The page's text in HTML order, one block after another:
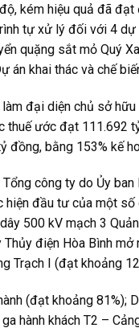
kém hiệu quả đã
tự xử lý đối với 4
quặng sắt mỏ Quý
án khai thác và chế
đại diện chủ sở
ước đạt 111.692
bằng 153% kế
công ty do Ủy
đầu tư của một
500 kV mạch 3
điện Hòa Bình
Trạch I (đạt khoảng
(đạt khoảng 81%);
hành khách T2 –